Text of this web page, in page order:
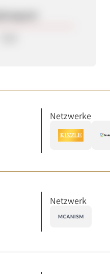
Netzwerke
Netzwerk